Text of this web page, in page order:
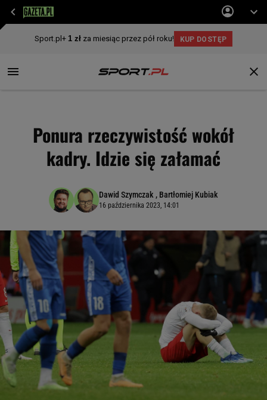
Ponura rzeczywistość wokół
kadry. Idzie się załamać
Dawid Szymczak , Bartłomiej Kubiak
16 października 2023, 14:01